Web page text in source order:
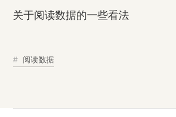
关于阅读数据的一些看法
阅读数据